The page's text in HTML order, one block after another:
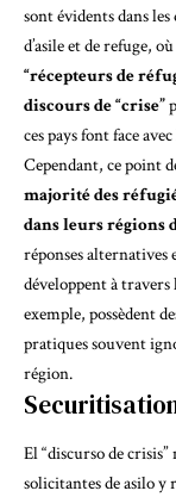
sont évidents dans
d’asile et de refuge, où
“récepteurs de
discours de “crise”
ces pays font face
Cependant, ce point
majorité des
dans leurs régions
réponses alternatives
développent à travers
exemple, possèdent
pratiques souvent
région.
El“discurso de crisis”
solicitantes de asilo y